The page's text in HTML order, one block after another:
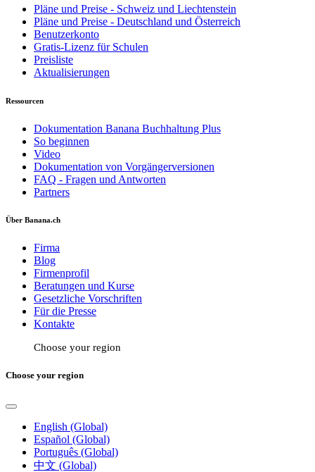
Pläne und Preise - Schweiz und Liechtenstein
Pläne und Preise - Deutschland und Österreich
Benutzerkonto
Gratis-Lizenz für Schulen
Preisliste
Aktualisierungen
Ressourcen
Dokumentation Banana Buchhaltung Plus
So beginnen
Video
Dokumentation von Vorgängerversionen
FAQ - Fragen und Antworten
Partners
Über Banana.ch
Firma
Blog
Firmenprofil
Beratungen und Kurse
Gesetzliche Vorschriften
Für die Presse
Kontakte
Choose your region
Choose your region
English (Global)
Español (Global)
Português (Global)
中文 (Global)